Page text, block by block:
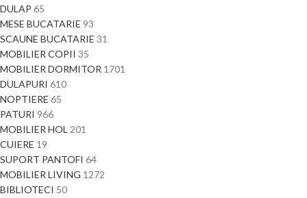
DULAP 65
MESE BUCATARIE 93
SCAUNE BUCATARIE 31
MOBILIER COPII 35
MOBILIER DORMITOR 1701
DULAPURI 610
NOPTIERE 65
PATURI 966
MOBILIER HOL 201
CUIERE 19
SUPORT PANTOFI 64
MOBILIER LIVING 1272
BIBLIOTECI 50